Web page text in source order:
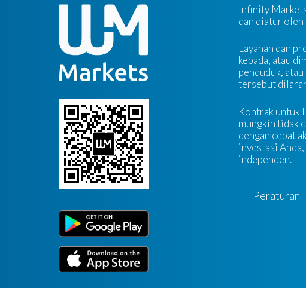
Infinity
dan diatur oleh
Layanan dan
kepada, atau
penduduk,
tersebut
Kontrak untuk
mungkin tidak
dengan cepat
investasi
independen.
Peraturan